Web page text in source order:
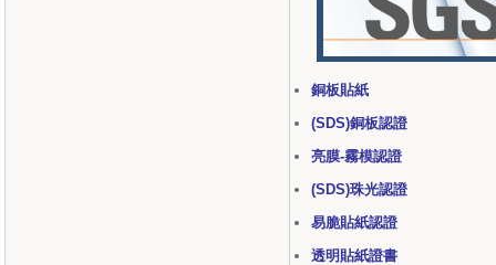
銅板貼紙
(SDS)銅板認證
亮膜-霧模認證
(SDS)珠光認證
易脆貼紙認證
透明貼紙證書